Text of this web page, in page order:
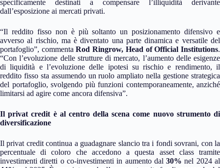
specificamente destinati a compensare l’illiquidità derivante
dall’esposizione ai mercati privati.
“Il reddito fisso non è più soltanto un posizionamento difensivo e
avverso al rischio, ma è diventato una parte dinamica e versatile del
portafoglio”, commentaRod Ringrow, Head of Official Institutions.
“Con l’evoluzione delle strutture di mercato, l’aumento delle esigenze
di liquidità e l’evoluzione delle ipotesi su rischio e rendimento, il
reddito fisso sta assumendo un ruolo ampliato nella gestione strategica
del portafoglio, svolgendo più funzioni contemporaneamente, anziché
limitarsi ad agire come ancora difensiva”.
Il privat credit è al centro della scena come nuovo strumento di
diversificazione
Il privat credit continua a guadagnare slancio tra i fondi sovrani, con la
percentuale di coloro che accedono a questa asset class tramite
investimenti diretti o co-investimenti in aumento dal30% nel 2024 al